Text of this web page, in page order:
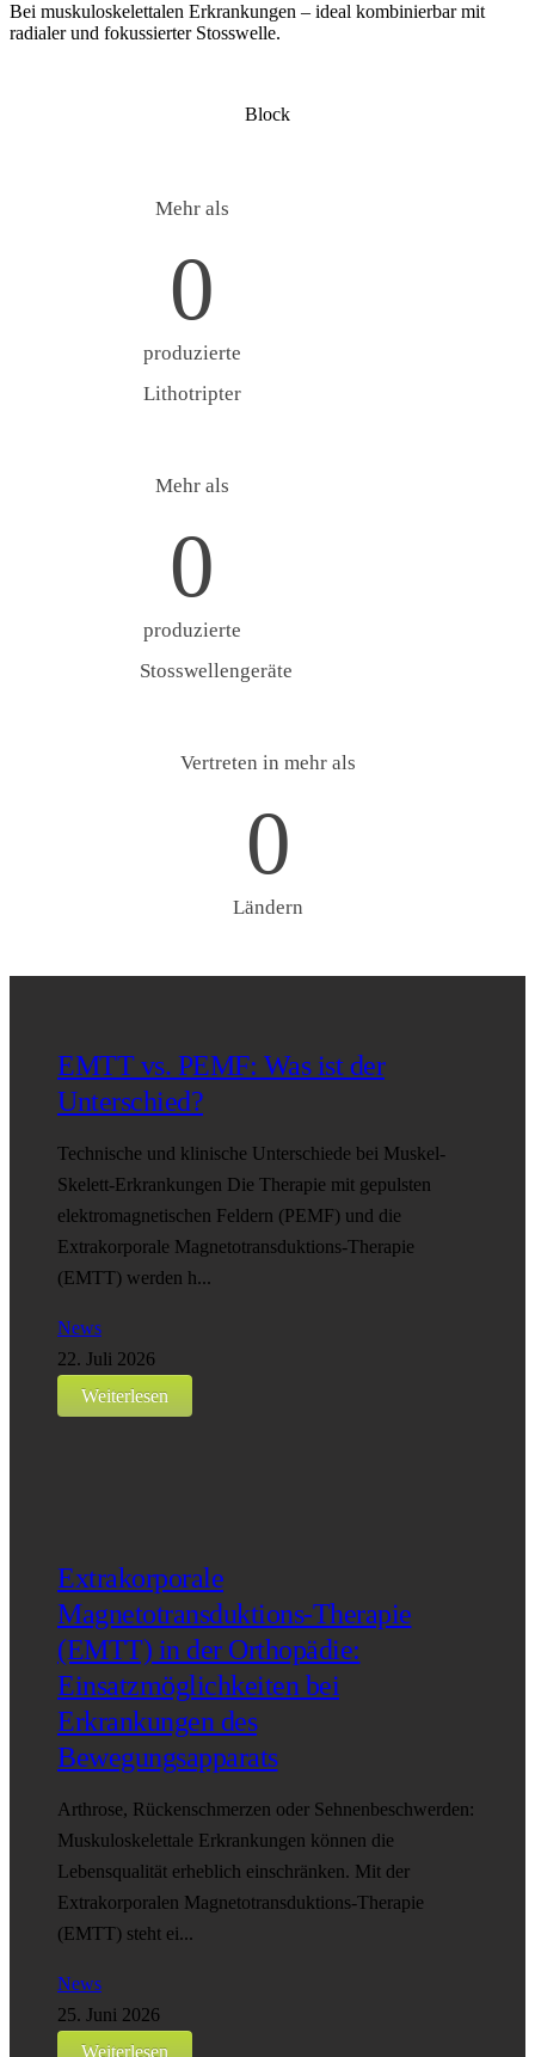
Bei muskuloskelettalen Erkrankungen – ideal kombinierbar mit
radialer und fokussierter Stosswelle.
Block
Mehr als
0
produzierte
Lithotripter
Mehr als
0
produzierte
Stosswellengeräte
Vertreten in mehr als
0
Ländern
EMTT vs. PEMF: Was ist der
Unterschied?
Technische und klinische Unterschiede bei Muskel-
Skelett-Erkrankungen Die Therapie mit gepulsten
elektromagnetischen Feldern (PEMF) und die
Extrakorporale Magnetotransduktions-Therapie
(EMTT) werden h...
News
22. Juli 2026
Weiterlesen
Extrakorporale
Magnetotransduktions-Therapie
(EMTT) in der Orthopädie:
Einsatzmöglichkeiten bei
Erkrankungen des
Bewegungsapparats
Arthrose, Rückenschmerzen oder Sehnenbeschwerden:
Muskuloskelettale Erkrankungen können die
Lebensqualität erheblich einschränken. Mit der
Extrakorporalen Magnetotransduktions-Therapie
(EMTT) steht ei...
News
25. Juni 2026
Weiterlesen